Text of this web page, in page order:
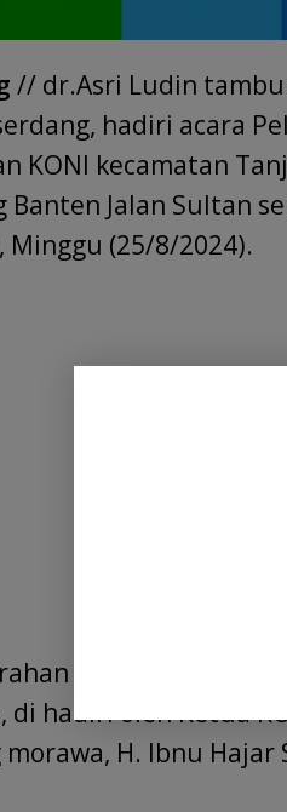
// dr.Asri Ludin
hadiri acara
KONI kecamatan
Banten Jalan Sultan
(25/8/2024).
SK Kepengurusan
di hadiri oleh Ketua
H. Ibnu Hajar